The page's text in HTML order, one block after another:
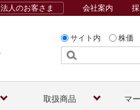
サイト内 株価
法人のお客さま 会社案内
取扱商品 マ